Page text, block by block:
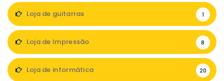
Loja de guitarras 1
Loja de Impressão 8
Loja de informática 20